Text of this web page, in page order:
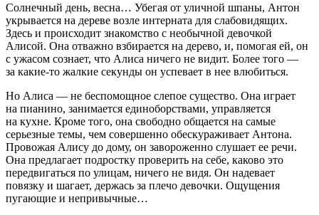
Солнечный день, весна… Убегая от уличной шпаны, Антон
укрывается на дереве возле интерната для слабовидящих.
Здесь и происходит знакомство с необычной девочкой
Алисой. Она отважно взбирается на дерево, и, помогая ей, он
с ужасом сознает, что Алиса ничего не видит. Более того —
за какие-то жалкие секунды он успевает в нее влюбиться.
Но Алиса — не беспомощное слепое существо. Она играет
на пианино, занимается единоборствами, управляется
на кухне. Кроме того, она свободно общается на самые
серьезные темы, чем совершенно обескураживает Антона.
Провожая Алису до дому, он завороженно слушает ее речи.
Она предлагает подростку проверить на себе, каково это
передвигаться по улицам, ничего не видя. Он надевает
повязку и шагает, держась за плечо девочки. Ощущения
пугающие и непривычные…